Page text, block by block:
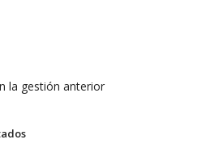
la gestión anterior